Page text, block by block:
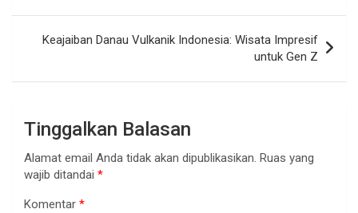
Keajaiban Danau Vulkanik Indonesia: Wisata Impresif
untuk Gen Z
Tinggalkan Balasan
Alamat email Anda tidak akan dipublikasikan. Ruas yang
wajib ditandai *
Komentar *